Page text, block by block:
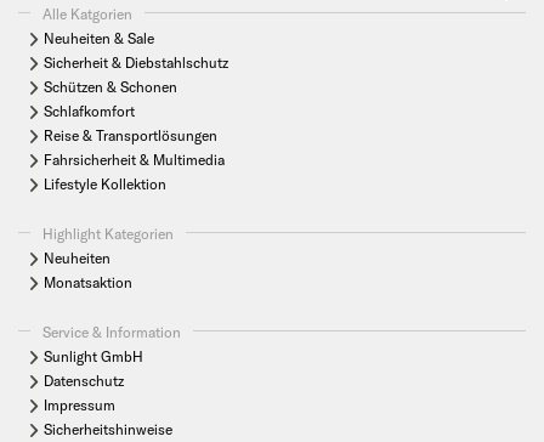
Alle Katgorien
Neuheiten & Sale
Sicherheit & Diebstahlschutz
Schützen & Schonen
Schlafkomfort
Reise & Transportlösungen
Fahrsicherheit & Multimedia
Lifestyle Kollektion
Highlight Kategorien
Neuheiten
Monatsaktion
Service & Information
Sunlight GmbH
Datenschutz
Impressum
Sicherheitshinweise